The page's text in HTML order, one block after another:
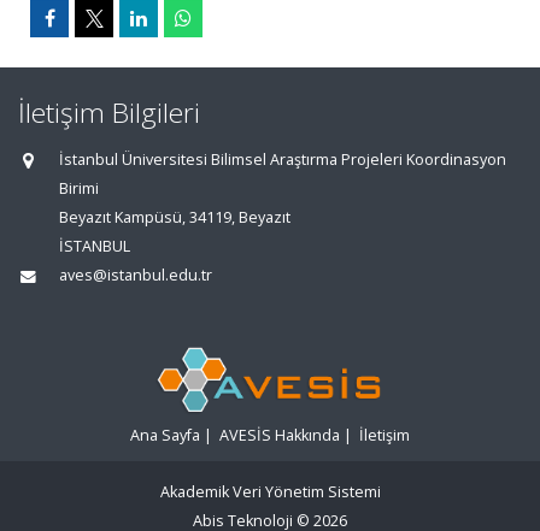
İletişim Bilgileri
İstanbul Üniversitesi Bilimsel Araştırma Projeleri Koordinasyon
Birimi
Beyazıt Kampüsü, 34119, Beyazıt
İSTANBUL
aves@istanbul.edu.tr
Ana Sayfa | AVESİS Hakkında | İletişim
Akademik Veri Yönetim Sistemi
Abis Teknoloji © 2026